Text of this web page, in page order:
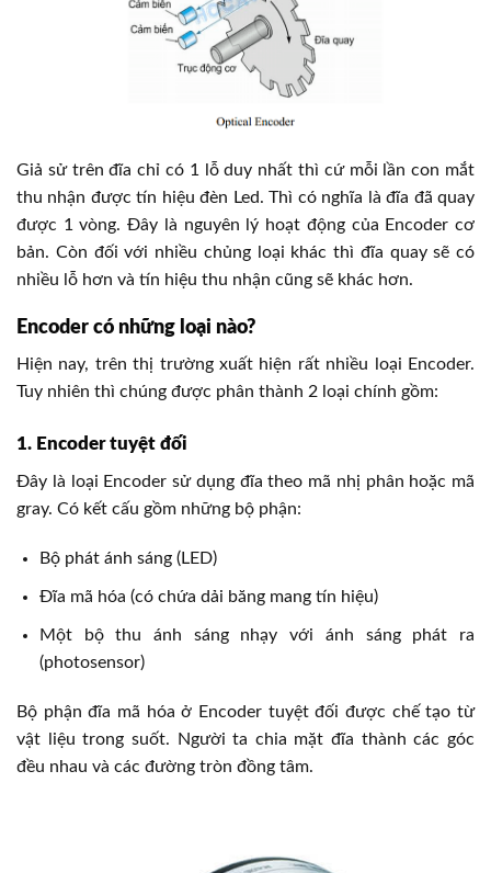
Giả sử trên đĩa chỉ có 1 lỗ duy nhất thì cứ mỗi lần con mắt
thu nhận được tín hiệu đèn Led. Thì có nghĩa là đĩa đã quay
được 1 vòng. Đây là nguyên lý hoạt động của Encoder cơ
bản. Còn đối với nhiều chủng loại khác thì đĩa quay sẽ có
nhiều lỗ hơn và tín hiệu thu nhận cũng sẽ khác hơn.
Encoder có những loại nào?
Hiện nay, trên thị trường xuất hiện rất nhiều loại Encoder.
Tuy nhiên thì chúng được phân thành 2 loại chính gồm:
1. Encoder tuyệt đối
Đây là loại Encoder sử dụng đĩa theo mã nhị phân hoặc mã
gray. Có kết cấu gồm những bộ phận:
Bộ phát ánh sáng (LED)
Đĩa mã hóa (có chứa dải băng mang tín hiệu)
Một bộ thu ánh sáng nhạy với ánh sáng phát ra
(photosensor)
Bộ phận đĩa mã hóa ở Encoder tuyệt đối được chế tạo từ
vật liệu trong suốt. Người ta chia mặt đĩa thành các góc
đều nhau và các đường tròn đồng tâm.